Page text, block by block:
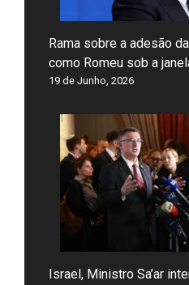
Rama sobre a adesão
como Romeu sob a
19 de Junho, 2026
Israel, Ministro Sa’ar